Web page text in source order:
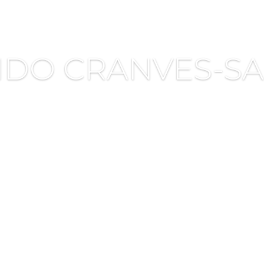
CRANVES-